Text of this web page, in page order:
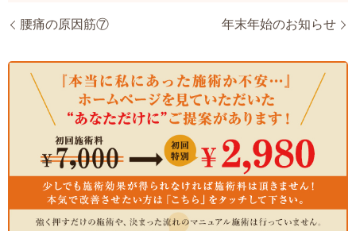
腰痛の原因筋⑦ 年末年始のお知らせ